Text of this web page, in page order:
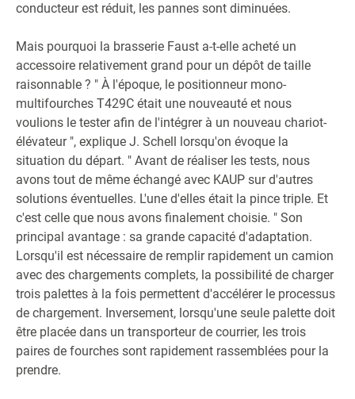
conducteur est réduit, les pannes sont diminuées.
Mais pourquoi la brasserie Faust a-t-elle acheté un
accessoire relativement grand pour un dépôt de taille
raisonnable ? " À l'époque, le positionneur mono-
multifourches T429C était une nouveauté et nous
voulions le tester afin de l'intégrer à un nouveau chariot-
élévateur ", explique J. Schell lorsqu'on évoque la
situation du départ. " Avant de réaliser les tests, nous
avons tout de même échangé avec KAUP sur d'autres
solutions éventuelles. L'une d'elles était la pince triple. Et
c'est celle que nous avons finalement choisie. " Son
principal avantage : sa grande capacité d'adaptation.
Lorsqu'il est nécessaire de remplir rapidement un camion
avec des chargements complets, la possibilité de charger
trois palettes à la fois permettent d'accélérer le processus
de chargement. Inversement, lorsqu'une seule palette doit
être placée dans un transporteur de courrier, les trois
paires de fourches sont rapidement rassemblées pour la
prendre.